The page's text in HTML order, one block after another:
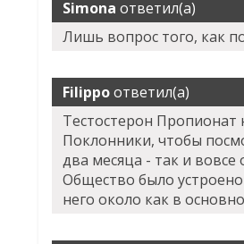
Simona ответил(а)
Лишь вопрос того, как
Filippoответил(а)
Тестостерон Пропионат
Поклонники, чтобы
два месяца - так и вовсе
Общество было
него около как в